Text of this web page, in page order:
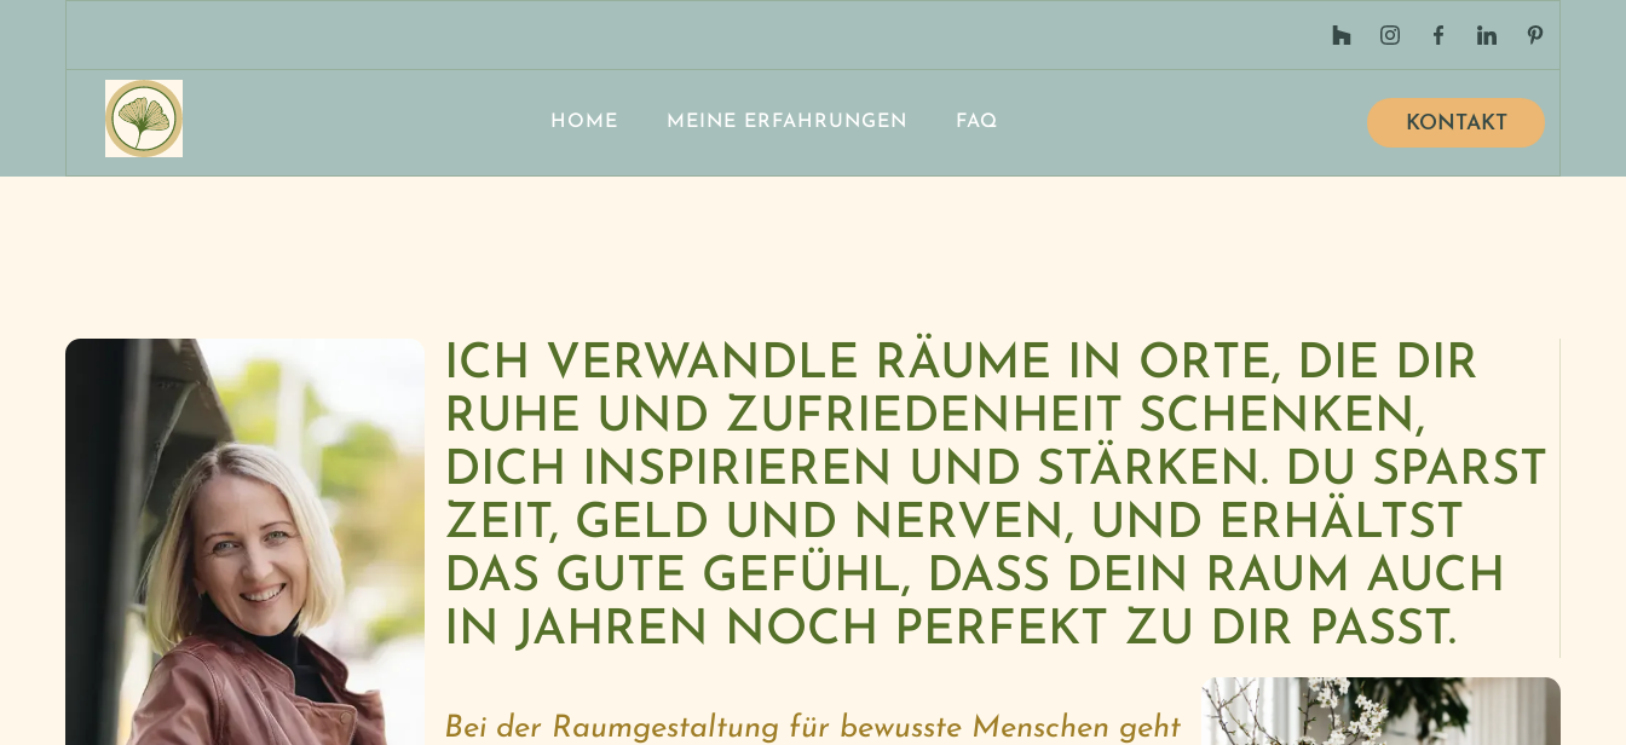
HOME MEINE ERFAHRUNGEN FAQ KONTAKT
ICH VERWANDLE RÄUME IN ORTE, DIE DIR
RUHE UND ZUFRIEDENHEIT SCHENKEN,
DICH INSPIRIEREN UND STÄRKEN. DU SPARST
ZEIT, GELD UND NERVEN, UND ERHÄLTST
DAS GUTE GEFÜHL, DASS DEIN RAUM AUCH
IN JAHREN NOCH PERFEKT ZU DIR PASST.
Bei der Raumgestaltung für bewusste Menschen geht